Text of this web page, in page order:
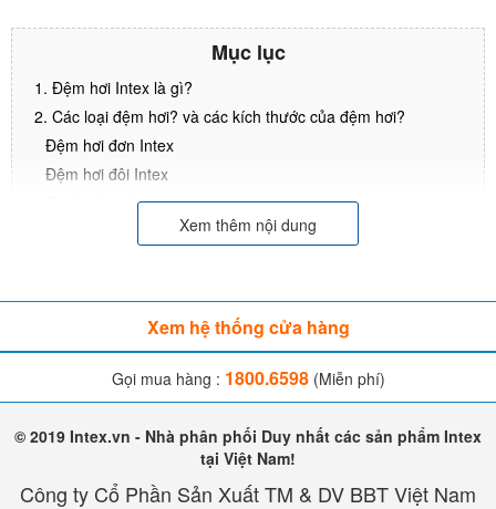
Mục lục
1. Đệm hơi Intex là gì?
2. Các loại đệm hơi? và các kích thước của đệm hơi?
Đệm hơi đơn Intex
Đệm hơi đôi Intex
Giường hơi Intex
Các kích thước của đệm hơi intex
5. Một số đánh giá của khách hàng
6. Mua đệm hơi intex chính hãng ở đâu?
Đệm hơi intex là những chiếc đệm ở phía trong ruột là
không khí, được sản xuất bởi tập đoàn Intex - một thương
Xem thêm nội dung
Xem hệ thống cửa hàng
Gọi mua hàng : 1800.6598(Miễn phí)
© 2019 Intex.vn - Nhà phân phối Duy nhất các sản phẩm Intex
tại Việt Nam!
Công ty Cổ Phần Sản Xuất TM & DV BBT Việt Nam